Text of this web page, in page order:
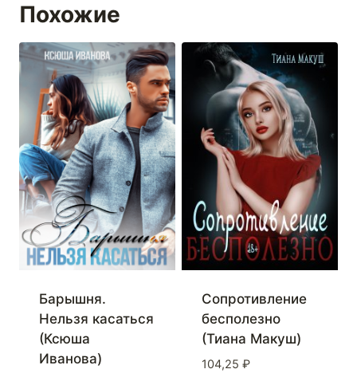
Похожие
Барышня.
Нельзя касаться
(Ксюша
Иванова)
Сопротивление
бесполезно
(Тиана Макуш)
104,25 ₽